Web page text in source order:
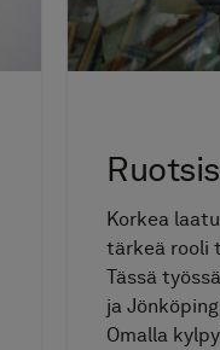
Korkea
tärkeä rooli
Tässä
ja
Omalla